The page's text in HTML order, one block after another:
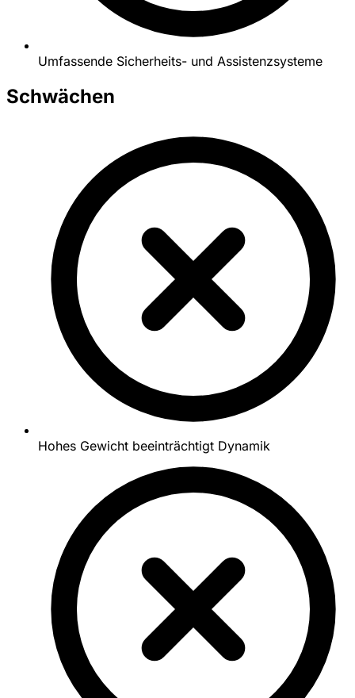
Umfassende Sicherheits- und Assistenzsysteme
Schwächen
Hohes Gewicht beeinträchtigt Dynamik